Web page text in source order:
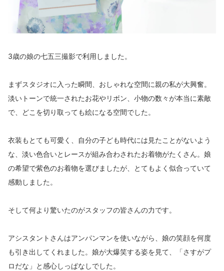
3歳の娘の七五三撮影で利用しました。
まずスタジオに入った瞬間、おしゃれな空間に親の私が大興奮。
淡いトーンで統一されたお花やリボン、小物の数々が本当に素敵
で、どこを切り取っても絵になる空間でした。
衣装もとても可愛く、自分の子ども時代には見たことがないよう
な、淡い色合いとレースが組み合わされたお着物がたくさん。娘
の希望で紫色のお着物を選びましたが、とてもよく似合っていて
感動しました。
そして何より驚いたのがスタッフの皆さんの力です。
アシスタントさんはアンパンマンを使いながら、娘の笑顔を何度
も引き出してくれました。娘が大爆笑する姿を見て、「さすがプ
ロだな」と感心しっぱなしでした。